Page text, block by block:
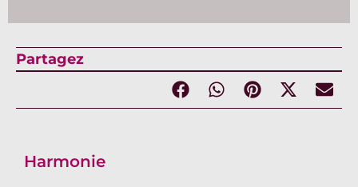
Partagez
Harmonie